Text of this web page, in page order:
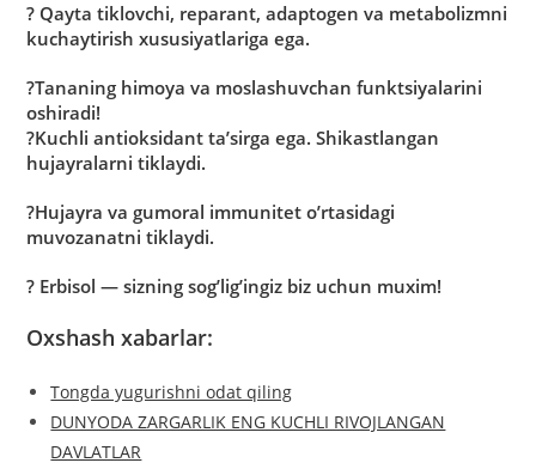
? Qayta tiklovchi, reparant, adaptogen va metabolizmni
kuchaytirish xususiyatlariga ega.
?Tananing himoya va moslashuvchan funktsiyalarini
oshiradi!
?Kuchli antioksidant taʼsirga ega. Shikastlangan
hujayralarni tiklaydi.
?Hujayra va gumoral immunitet oʼrtasidagi
muvozanatni tiklaydi.
? Erbisol — sizning sogʼligʼingiz biz uchun muxim!
Oxshash xabarlar:
Tongda yugurishni odat qiling
DUNYODA ZARGARLIK ENG KUCHLI RIVOJLANGAN
DAVLATLAR